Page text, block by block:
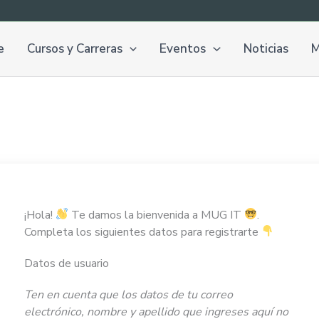
Cursos y Carreras Eventos Noticias
¡Hola! Te damos la bienvenida a MUG IT
.
Completa los siguientes datos para registrarte
Datos de usuario
Ten en cuenta que los datos de tu correo
electrónico, nombre y apellido que ingreses aquí no